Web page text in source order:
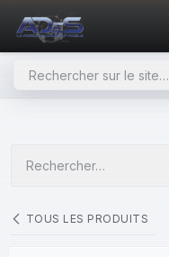
TOUS LES PRODUITS